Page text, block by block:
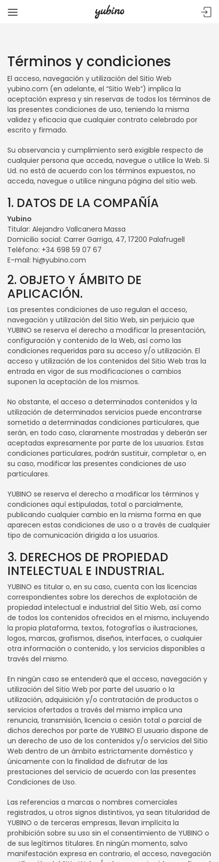
Términos y condiciones
El acceso, navegación y utilización del Sitio Web
yubino.com (en adelante, el “Sitio Web”) implica la
aceptación expresa y sin reservas de todos los términos de
las presentes condiciones de uso, teniendo la misma
validez y eficacia que cualquier contrato celebrado por
escrito y firmado.
Su observancia y cumplimiento será exigible respecto de
cualquier persona que acceda, navegue o utilice la Web. Si
Ud. no está de acuerdo con los términos expuestos, no
acceda, navegue o utilice ninguna página del sitio web.
1. DATOS DE LA COMPAÑÍA
Yubino
Titular: Alejandro Vallcanera Massa
Domicilio social: Carrer Garriga, 47, 17200 Palafrugell
Teléfono: +34 698 59 07 67
E-mail: hi@yubino.com
2. OBJETO Y ÁMBITO DE
APLICACIÓN.
Las presentes condiciones de uso regulan el acceso,
navegación y utilización del Sitio Web, sin perjuicio que
YUBINO se reserva el derecho a modificar la presentación,
configuración y contenido de la Web, así como las
condiciones requeridas para su acceso y/o utilización. El
acceso y utilización de los contenidos del Sitio Web tras la
entrada en vigor de sus modificaciones o cambios
suponen la aceptación de los mismos.
No obstante, el acceso a determinados contenidos y la
utilización de determinados servicios puede encontrarse
sometido a determinadas condiciones particulares, que
serán, en todo caso, claramente mostradas y deberán ser
aceptadas expresamente por parte de los usuarios. Estas
condiciones particulares, podrán sustituir, completar o, en
su caso, modificar las presentes condiciones de uso
particulares.
YUBINO se reserva el derecho a modificar los términos y
condiciones aquí estipuladas, total o parcialmente,
publicando cualquier cambio en la misma forma en que
aparecen estas condiciones de uso o a través de cualquier
tipo de comunicación dirigida a los usuarios.
3. DERECHOS DE PROPIEDAD
INTELECTUAL E INDUSTRIAL.
YUBINO es titular o, en su caso, cuenta con las licencias
correspondientes sobre los derechos de explotación de
propiedad intelectual e industrial del Sitio Web, así como
de todos los contenidos ofrecidos en el mismo, incluyendo
la propia plataforma, textos, fotografías o ilustraciones,
logos, marcas, grafismos, diseños, interfaces, o cualquier
otra información o contenido, y los servicios disponibles a
través del mismo.
En ningún caso se entenderá que el acceso, navegación y
utilización del Sitio Web por parte del usuario o la
utilización, adquisición y/o contratación de productos o
servicios ofertados a través del mismo implica una
renuncia, transmisión, licencia o cesión total o parcial de
dichos derechos por parte de YUBINO El usuario dispone de
un derecho de uso de los contenidos y/o servicios del Sitio
Web dentro de un ámbito estrictamente doméstico y
únicamente con la finalidad de disfrutar de las
prestaciones del servicio de acuerdo con las presentes
Condiciones de Uso.
Las referencias a marcas o nombres comerciales
registrados, u otros signos distintivos, ya sean titularidad de
YUBINO o de terceras empresas, llevan implícita la
prohibición sobre su uso sin el consentimiento de YUBINO o
de sus legítimos titulares. En ningún momento, salvo
manifestación expresa en contrario, el acceso, navegación